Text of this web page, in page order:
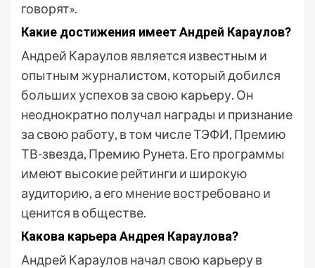
говорят».
Какие достижения имеет Андрей Караулов?
Андрей Караулов является известным и
опытным журналистом, который добился
больших успехов за свою карьеру. Он
неоднократно получал награды и признание
за свою работу, в том числе ТЭФИ, Премию
ТВ-звезда, Премию Рунета. Его программы
имеют высокие рейтинги и широкую
аудиторию, а его мнение востребовано и
ценится в обществе.
Какова карьера Андрея Караулова?
Андрей Караулов начал свою карьеру в